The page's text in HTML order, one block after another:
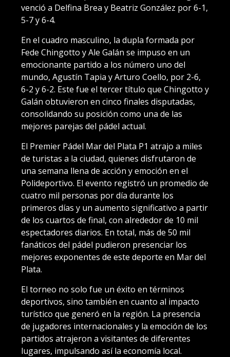
venció a Delfina Brea y Beatriz González por 6-1,
5-7 y 6-4.
En el cuadro masculino, la dupla formada por
Fede Chingotto y Ale Galán se impuso en un
emocionante partido a los número uno del
mundo, Agustín Tapia y Arturo Coello, por 2-6,
6-2 y 6-2. Este fue el tercer título que Chingotto y
Galán obtuvieron en cinco finales disputadas,
consolidando su posición como una de las
mejores parejas del pádel actual.
El Premier Pádel Mar del Plata P1 atrajo a miles
de turistas a la ciudad, quienes disfrutaron de
una semana llena de acción y emoción en el
Polideportivo. El evento registró un promedio de
cuatro mil personas por día durante los
primeros días y un aumento significativo a partir
de los cuartos de final, con alrededor de 10 mil
espectadores diarios. En total, más de 50 mil
fanáticos del pádel pudieron presenciar los
mejores exponentes de este deporte en Mar del
Plata.
El torneo no solo fue un éxito en términos
deportivos, sino también en cuanto al impacto
turístico que generó en la región. La presencia
de jugadores internacionales y la emoción de los
partidos atrajeron a visitantes de diferentes
lugares, impulsando así la economía local.